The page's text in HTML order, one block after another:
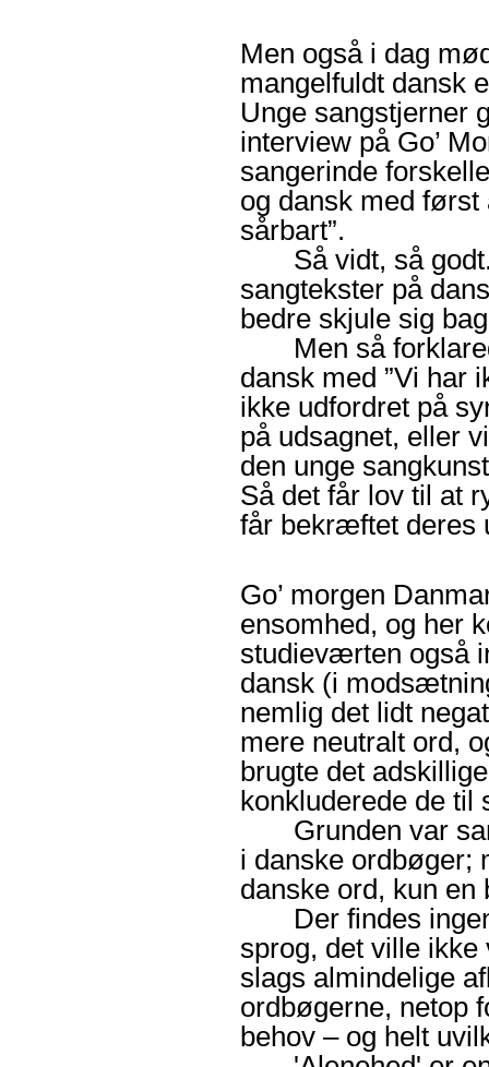
Men også i dag
mangelfuldt dansk
Unge sangstjerner
interview på Go’
sangerinde
og dansk med
sårbart”.
Så vidt, så godt.
sangtekster på
bedre skjule sig
Men så
dansk med ”Vi har
ikke udfordret på
på udsagnet, eller
den unge
Så det får lov til at
får bekræftet deres
Go’ morgen
ensomhed, og her
studieværten også
dansk (i
nemlig det lidt
mere neutralt ord,
brugte det
konkluderede de til
Grunden var
i danske ordbøger;
danske ord, kun en
Der findes ingen
sprog, det ville
slags almindelige
ordbøgerne, netop
behov – og helt